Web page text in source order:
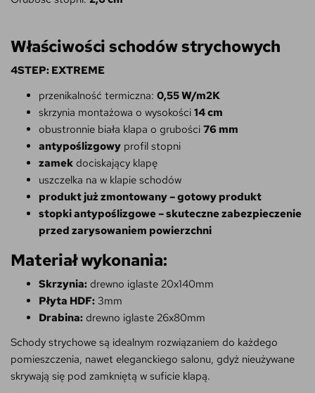
Właściwości schodów strychowych
4STEP: EXTREME
przenikalność termiczna: 0,55 W/m2K
skrzynia montażowa o wysokości 14 cm
obustronnie biała klapa o grubości 76 mm
antypoślizgowy profil stopni
zamek dociskający klapę
uszczelka na w klapie schodów
produkt już zmontowany – gotowy produkt
stopki antypoślizgowe – skuteczne zabezpieczenie
przed zarysowaniem powierzchni
Materiał wykonania:
Skrzynia: drewno iglaste 20x140mm
Płyta HDF: 3mm
Drabina: drewno iglaste 26x80mm
Schody strychowe są idealnym rozwiązaniem do każdego
pomieszczenia, nawet eleganckiego salonu, gdyż nieużywane
skrywają się pod zamkniętą w suficie klapą.